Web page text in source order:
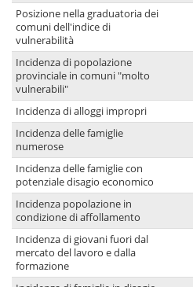
Posizione nella graduatoria dei
comuni dell'indice di
vulnerabilità
Incidenza di popolazione
provinciale in comuni "molto
vulnerabili"
Incidenza di alloggi impropri
Incidenza delle famiglie
numerose
Incidenza delle famiglie con
potenziale disagio economico
Incidenza popolazione in
condizione di affollamento
Incidenza di giovani fuori dal
mercato del lavoro e dalla
formazione